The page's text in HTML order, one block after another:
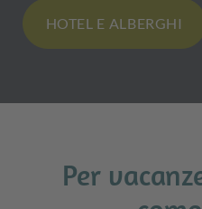
HOTEL E ALBERGHI
Per